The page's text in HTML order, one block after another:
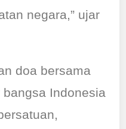
negara,” ujar
doa bersama
Indonesia